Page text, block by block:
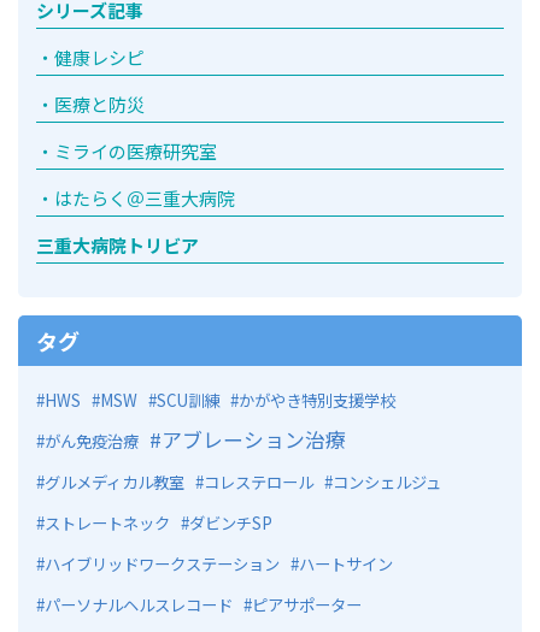
シリーズ記事
健康レシピ
医療と防災
ミライの医療研究室
はたらく＠三重大病院
三重大病院トリビア
タグ
HWS MSW SCU訓練
かがやき特別支援学校
がん免疫治療
アブレーション治療
グルメディカル教室 コレステロール
コンシェルジュ
ストレートネック
ダビンチSP
ハイブリッドワークステーション
ハートサイン
パーソナルヘルスレコード
ピアサポーター